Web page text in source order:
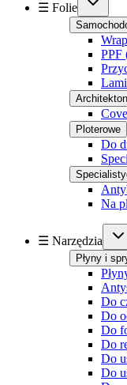
☰ Folie
PPF
Ploterowe
Do
Na
☰ Narzędzia
Płyny i
Do
Do
Do
Do
Do
Do